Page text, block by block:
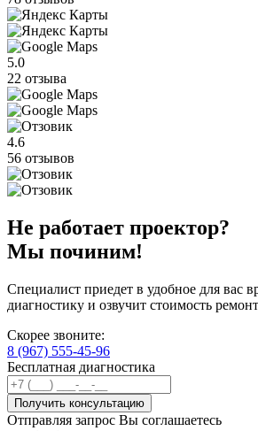
5.0
22 отзыва
4.6
56 отзывов
Не работает проектор?
Мы починим!
Специалист приедет в удобное для вас
диагностику и озвучит стоимость
Скорее звоните:
8 (967) 555-45-96
Бесплатная диагностика
Отправляя запрос Вы соглашаетесь